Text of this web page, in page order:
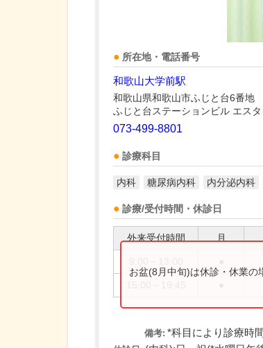
所在地・電話番号
和歌山大学前駅
和歌山県和歌山市ふじと台6番地
ふじと台ステーションビル エス
073-499-8801
診療科目
内科 糖尿病内科 内分泌内科
診療/受付時間・休診日
外来受付時間 月
お盆(8月中旬)は休診・休業の
備考: *科目により診療時